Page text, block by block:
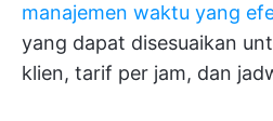
manajemen waktu yang
yang dapat disesuaikan
klien, tarif per jam, dan